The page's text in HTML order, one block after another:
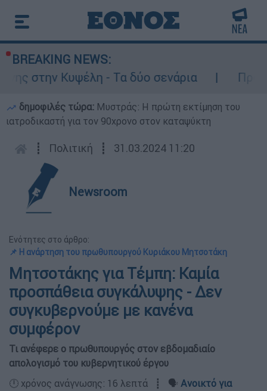
BREAKING NEWS:
- Τα δύο σενάρια
Προφυλακιστέος ο
δημοφιλές τώρα: Μυστράς: Η πρώτη εκτίμηση του
ιατροδικαστή για τον 90χρονο στον καταψύκτη
┋ Πολιτική ┋ 31.03.2024 11:20
Newsroom
Ενότητες στο άρθρο:
📌 Η ανάρτηση του πρωθυπουργού Κυριάκου Μητσοτάκη
Μητσοτάκης για Τέμπη: Καμία
προσπάθεια συγκάλυψης - Δεν
συγκυβερνούμε με κανένα
συμφέρον
Τι ανέφερε ο πρωθυπουργός στον εβδομαδιαίο
απολογισμό του κυβερνητικού έργου
🕛 χρόνος ανάγνωσης: 16 λεπτά ┋ 🗣️ Ανοικτό για